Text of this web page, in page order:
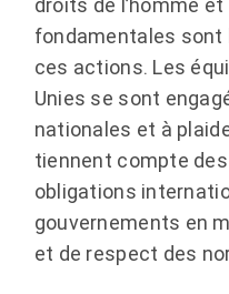
fondamentales sont
ces actions. Les
Unies se sont
nationales et à
tiennent compte
obligations
gouvernements en
et de respect des